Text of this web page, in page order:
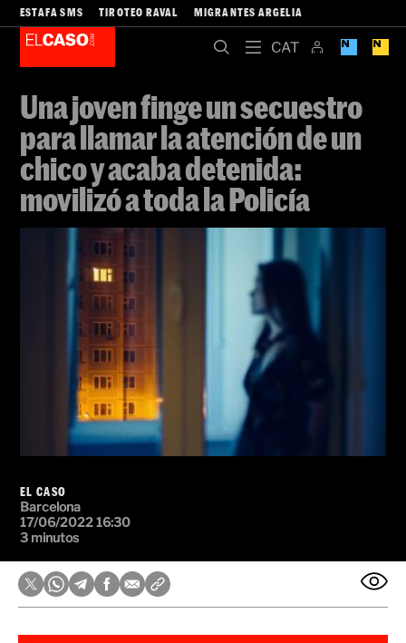
ESTAFA SMS TIROTEO RAVAL MIGRANTES ARGELIA
Una joven finge un secuestro
para llamar la atención de un
chico y acaba detenida:
movilizó a toda la Policía
EL CASO
Barcelona
17/06/2022 16:30
3 minutos